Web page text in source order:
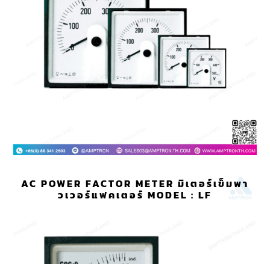
AC POWER FACTOR METER มิเตอร์เข็มพา
วเวอร์แฟคเตอร์ MODEL : LF